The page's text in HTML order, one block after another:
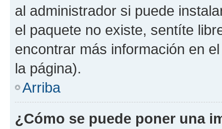
al administrador si puede
el paquete no existe, sentíte
encontrar más información en
la página).
Arriba
¿Cómo se puede poner una